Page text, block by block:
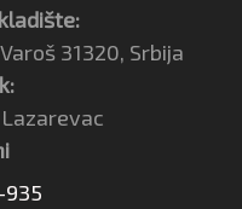
31320, Srbija